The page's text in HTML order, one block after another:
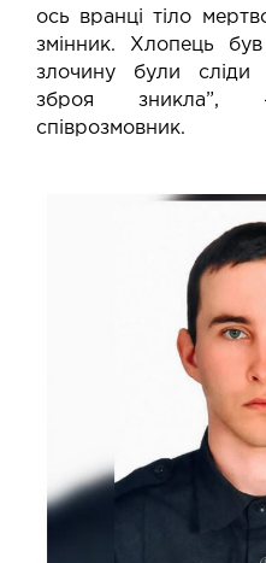
ось вранці тіло
змінник. Хлопець
злочину були сліди
зброя зникла”,
співрозмовник.